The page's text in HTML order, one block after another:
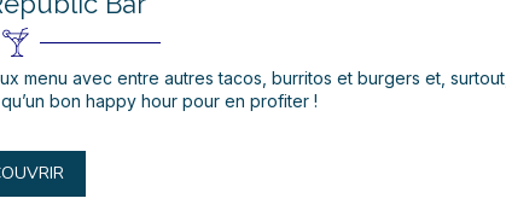
menu avec entre autres tacos, burritos et burgers et, surtout,
bon happy hour pour en profiter !